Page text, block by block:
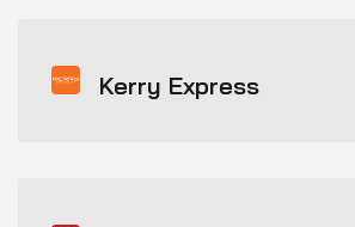
Kerry Express